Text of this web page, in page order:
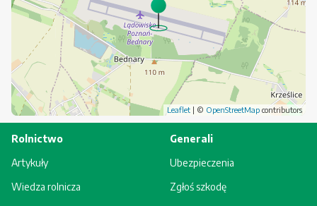
Leaflet | © OpenStreetMap contributors
Rolnictwo
Artykuły
Wiedza rolnicza
Generali
Ubezpieczenia
Zgłoś szkodę